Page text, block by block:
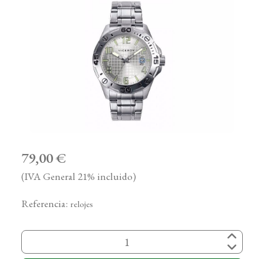
79,00 €
(IVA General 21% incluido)
Referencia: relojes